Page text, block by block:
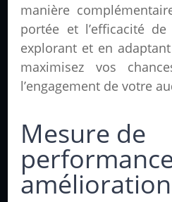
manière
portée et l’efficacité
explorant et en
maximisez vos
l’engagement de votre
Mesure de